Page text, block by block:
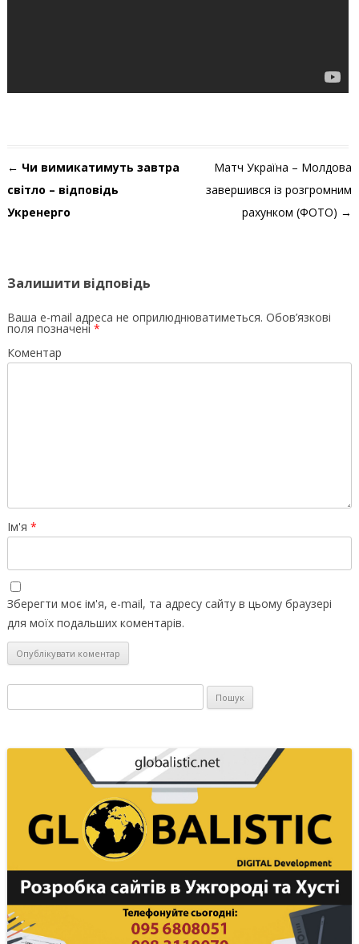
Навігація по запису
← Чи вимикатимуть завтра
світло – відповідь
Укренерго
Матч Україна – Молдова
завершився із розгромним
рахунком (ФОТО) →
Залишити відповідь
Ваша e-mail адреса не оприлюднюватиметься. Обов’язкові
поля позначені *
Коментар
Ім'я *
Зберегти моє ім'я, e-mail, та адресу сайту в цьому браузері
для моїх подальших коментарів.